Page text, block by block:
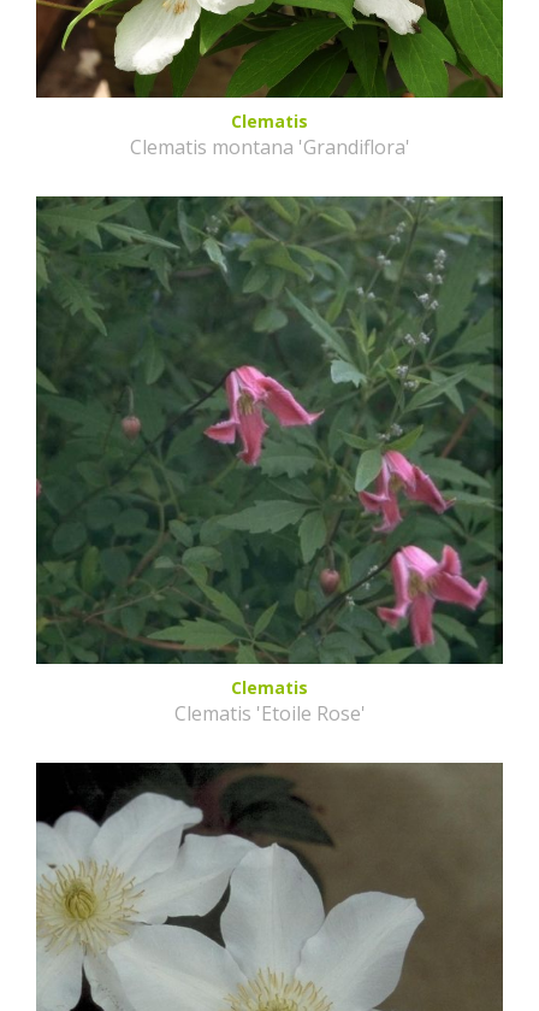
Clematis
Clematis montana 'Grandiflora'
Clematis
Clematis 'Etoile Rose'